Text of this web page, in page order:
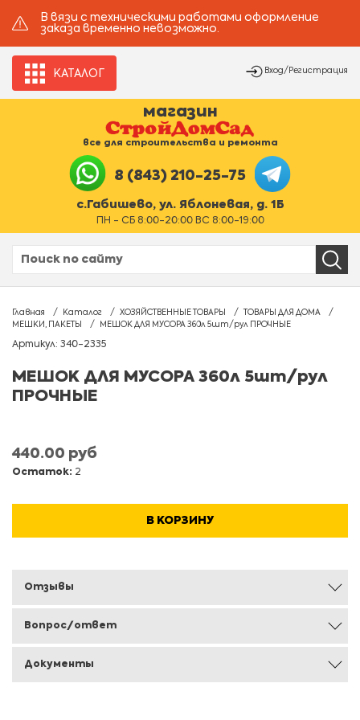
В вязи с техническими работами оформление
заказа временно невозможно.
КАТАЛОГ Вход/Регистрация
магазин
все для строительства и ремонта
8 (843) 210-25-75
с.Габишево, ул. Яблоневая, д. 1Б
ПН - СБ 8:00-20:00 ВС 8:00-19:00
Главная Каталог ХОЗЯЙСТВЕННЫЕ ТОВАРЫ
ТОВАРЫ ДЛЯ ДОМА
МЕШКИ, ПАКЕТЫ
МЕШОК ДЛЯ МУСОРА 360л 5шт/рул ПРОЧНЫЕ
Артикул: 340-2335
МЕШОК ДЛЯ МУСОРА 360л 5шт/рул
ПРОЧНЫЕ
440.00 руб
Остаток: 2
В КОРЗИНУ
Отзывы
Вопрос/ответ
Документы